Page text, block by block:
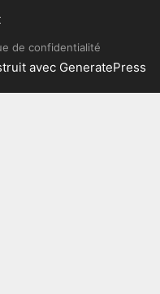
de confidentialité
avec GeneratePress